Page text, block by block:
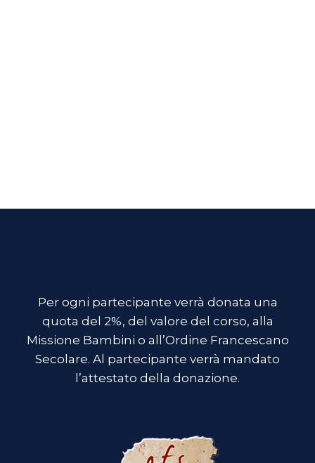
Per ogni partecipante verrà donata una
quota del 2%, del valore del corso, alla
Missione Bambini o all’Ordine Francescano
Secolare. Al partecipante verrà mandato
l’attestato della donazione.